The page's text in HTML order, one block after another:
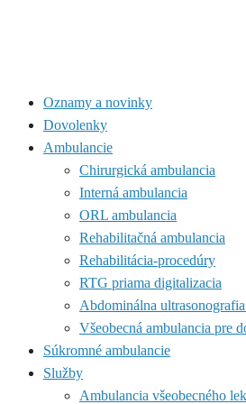
Oznamy a novinky
Dovolenky
Ambulancie
Chirurgická ambulancia
Interná ambulancia
ORL ambulancia
Rehabilitačná ambulancia
Rehabilitácia-procedúry
RTG priama digitalizacia
Abdominálna
Všeobecná ambulancia pre
Súkromné ambulancie
Služby
Ambulancia všeobecného